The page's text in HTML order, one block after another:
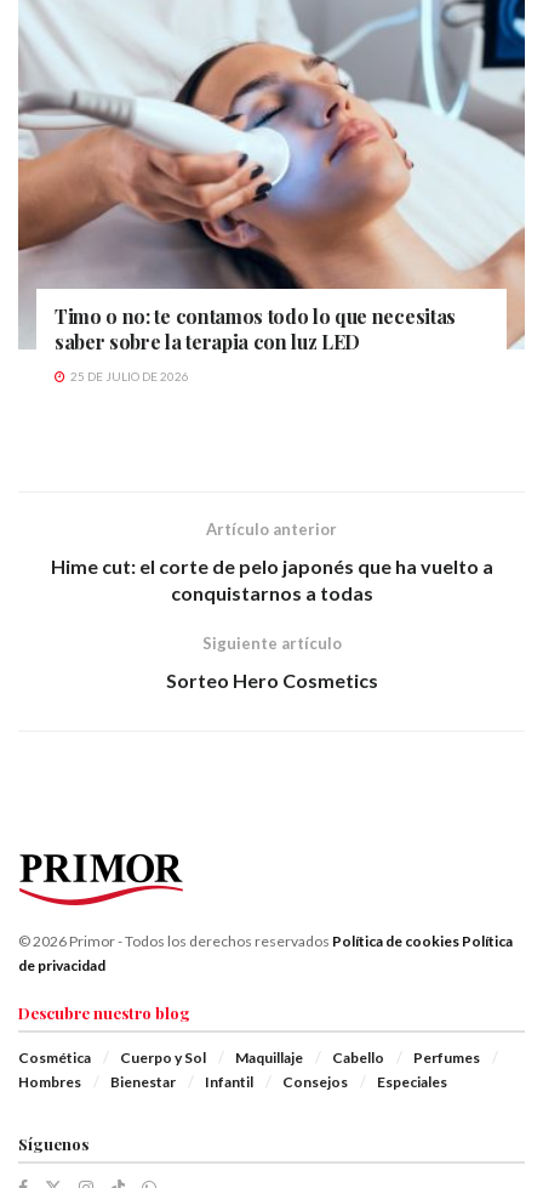
Timo o no: te contamos todo lo que necesitas
saber sobre la terapia con luz LED
25 DE JULIO DE 2026
Artículo anterior
Hime cut: el corte de pelo japonés que ha vuelto a
conquistarnos a todas
Siguiente artículo
Sorteo Hero Cosmetics
© 2026 Primor - Todos los derechos reservados Política de cookies Política
de privacidad
Descubre nuestro blog
Cosmética Cuerpo y Sol Maquillaje Cabello
Perfumes
Hombres
Bienestar Infantil Consejos Especiales
Síguenos